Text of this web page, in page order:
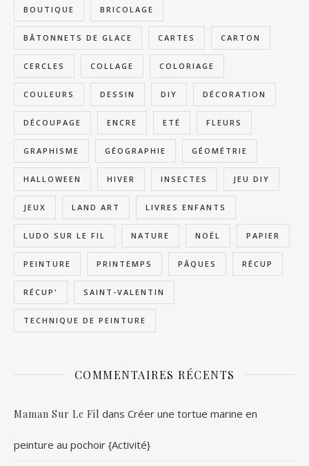
BOUTIQUE BRICOLAGE
BÂTONNETS DE GLACE CARTES CARTON
CERCLES COLLAGE COLORIAGE
COULEURS DESSIN DIY DÉCORATION
DÉCOUPAGE ENCRE ETÉ FLEURS
GRAPHISME GÉOGRAPHIE GÉOMÉTRIE
HALLOWEEN HIVER INSECTES JEU DIY
JEUX LAND ART LIVRES ENFANTS
LUDO SUR LE FIL NATURE NOËL PAPIER
PEINTURE PRINTEMPS PÂQUES RÉCUP
RÉCUP' SAINT-VALENTIN
TECHNIQUE DE PEINTURE
COMMENTAIRES RÉCENTS
Maman Sur Le Fil dans Créer une tortue marine en
peinture au pochoir {Activité}